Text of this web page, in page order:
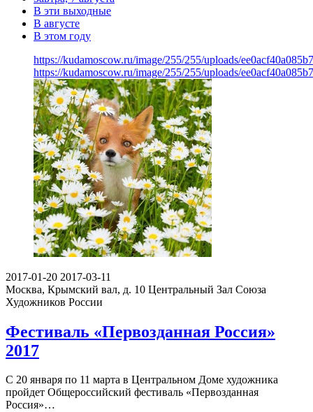
В эти выходные
В августе
В этом году
https://kudamoscow.ru/image/255/255/uploads/
https://kudamoscow.ru/image/255/255/uploads/
2017-01-20 2017-03-11
Москва, Крымский вал, д. 10 Центральный Зал Союза
Художников России
Фестиваль «Первозданная Россия»
2017
С 20 января по 11 марта в Центральном Доме художника
пройдет Общероссийский фестиваль «Первозданная
Россия»…